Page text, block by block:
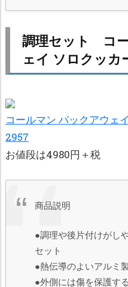
調理セット コ
ェイ ソロクッカ
コールマン パックアウェ
2957
お値段は4980円＋税
商品説明
●調理や後片付けがし
セット
●熱伝導のよいアルミ
●外側には傷を保護す